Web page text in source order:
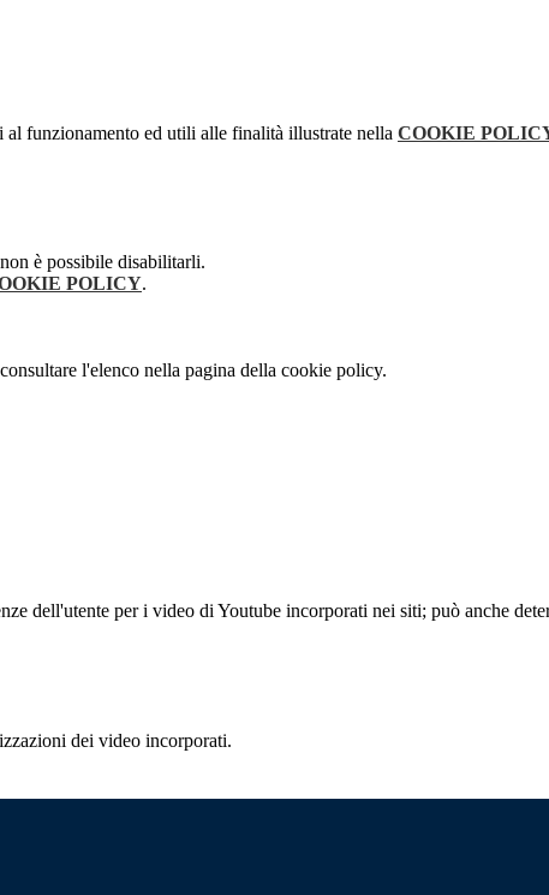
funzionamento ed utili alle finalità illustrate nella COOKIE
è possibile disabilitarli.
POLICY.
l'elenco nella pagina della cookie policy.
dell'utente per i video di Youtube incorporati nei siti; può anche
dei video incorporati.